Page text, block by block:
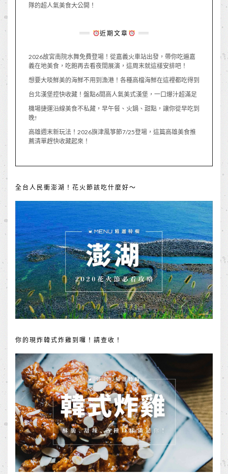
隊的超人氣美食大公開！
近期文章
2026故宮南院水舞免費登場！從嘉義火車站出發，帶你吃遍嘉
義在地美食，吃飽再去看夜間展演，這周末就這樣安排吧！
想要大啖鮮美的海鮮不用到漁港！各種高檔海鮮在這裡都吃得到
台北漢堡控快收藏！盤點6間高人氣美式漢堡，一口爆汁超滿足
機場捷運沿線美食不私藏，早午餐、火鍋、甜點，讓你從早吃到
晚!
高雄週末新玩法！2026旗津風箏節7/25登場，這篇高雄美食推
薦清單趕快收藏起來！
全台人民衝澎湖！花火節該吃什麼好～
你的現炸韓式炸雞到囉！請查收！